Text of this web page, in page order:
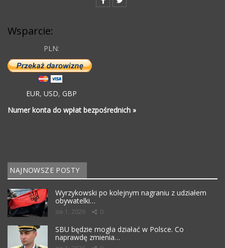
Wsparcie:
PLN:
EUR, USD, GBP
Numer konta do wpłat bezpośrednich »
NAJNOWSZE POSTY
Wyrzykowski po kolejnym nagraniu z udziałem
obywatelki…
sie 1, 2026 0
SBU będzie mogła działać w Polsce. Co
naprawdę zmienia…